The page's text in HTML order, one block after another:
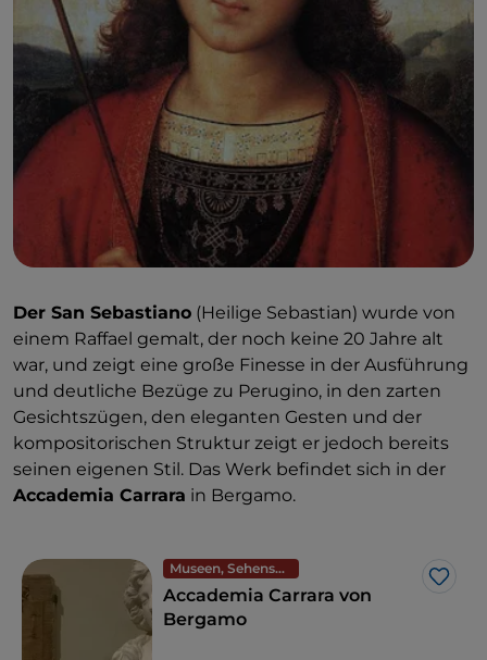
Der San Sebastiano (Heilige Sebastian) wurde von
einem Raffael gemalt, der noch keine 20 Jahre alt
war, und zeigt eine große Finesse in der Ausführung
und deutliche Bezüge zu Perugino, in den zarten
Gesichtszügen, den eleganten Gesten und der
kompositorischen Struktur zeigt er jedoch bereits
seinen eigenen Stil. Das Werk befindet sich in der
Accademia Carrara in Bergamo.
Museen, Sehenswürdigkeiten und Denkmäler
Like
Accademia Carrara von
Bergamo